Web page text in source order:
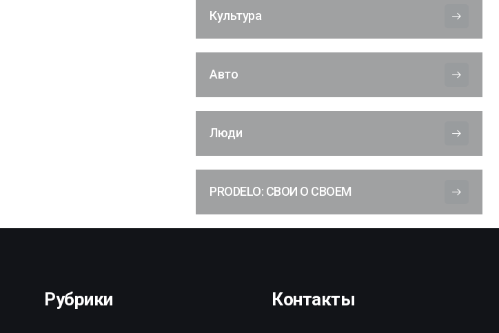
Культура
Авто
Люди
PRODELO: СВОИ О СВОЕМ
Рубрики Контакты